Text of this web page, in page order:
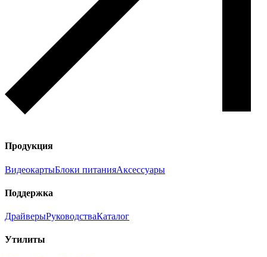
Продукция
ВидеокартыБлоки питанияАксессуары
Поддержка
ДрайверыРуководстваКаталог
Утилиты